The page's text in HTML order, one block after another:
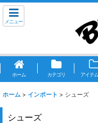
メニュー
ホーム カテゴリ アイテ
ホーム > インポート > シューズ
シューズ